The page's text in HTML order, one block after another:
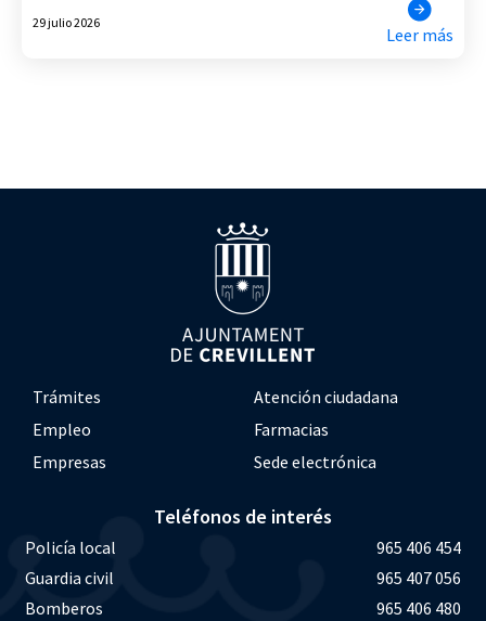
29 julio 2026
Leer más
Trámites
Atención ciudadana
Empleo
Farmacias
Empresas
Sede electrónica
Teléfonos de interés
Policía local
965 406 454
Guardia civil
965 407 056
Bomberos
965 406 480